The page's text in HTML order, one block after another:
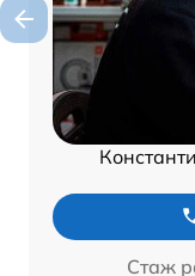
Стаж